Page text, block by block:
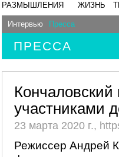
РАЗМЫШЛЕНИЯ ЖИЗНЬ
Интервью Пресса
ПРЕССА
Кончаловский
участниками
23 марта 2020 г.,
Режиссер Андрей